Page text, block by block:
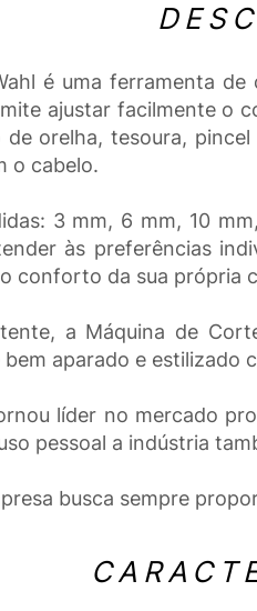
é uma ferramenta
ajustar facilmente
orelha, tesoura,
o cabelo.
3 mm, 6 mm, 10
às preferências
conforto da sua própria
a Máquina de
aparado e estilizado
líder no mercado
pessoal a indústria
busca sempre